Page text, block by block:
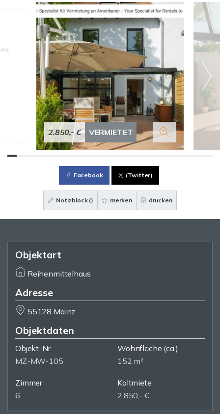
2.850,- € VERMIETET
Facebook (Twitter)
Notizblock () merken drucken
Objektart
Reihenmittelhaus
Adresse
55128 Mainz
Objektdaten
Objekt-Nr.
MZ-MW-105
Wohnfläche (ca.)
152 m²
Zimmer
6
Kaltmiete
2.850,- €